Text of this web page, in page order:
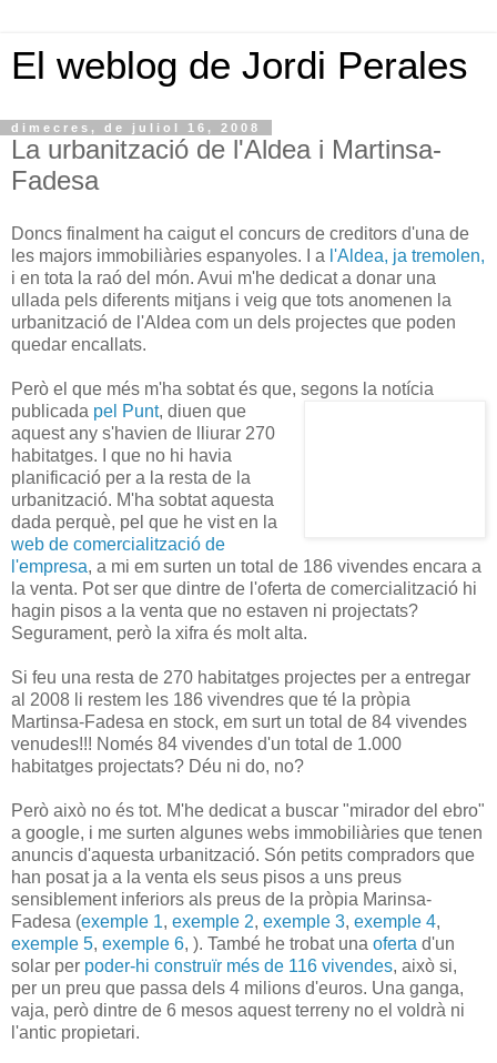
El weblog de Jordi Perales
dimecres, de juliol 16, 2008
La urbanització de l'Aldea i Martinsa-
Fadesa
Doncs finalment ha caigut el concurs de creditors d'una de
les majors immobiliàries espanyoles. I a l'Aldea, ja tremolen,
i en tota la raó del món. Avui m'he dedicat a donar una
ullada pels diferents mitjans i veig que tots anomenen la
urbanització de l'Aldea com un dels projectes que poden
quedar encallats.
Però el que més m'ha sobtat és que, segons la notícia
publicada pel Punt, diuen que
aquest any s'havien de lliurar 270
habitatges. I que no hi havia
planificació per a la resta de la
urbanització. M'ha sobtat aquesta
dada perquè, pel que he vist en la
web de comercialització de
l'empresa, a mi em surten un total de 186 vivendes encara a
la venta. Pot ser que dintre de l'oferta de comercialització hi
hagin pisos a la venta que no estaven ni projectats?
Segurament, però la xifra és molt alta.
Si feu una resta de 270 habitatges projectes per a entregar
al 2008 li restem les 186 vivendres que té la pròpia
Martinsa-Fadesa en stock, em surt un total de 84 vivendes
venudes!!! Només 84 vivendes d'un total de 1.000
habitatges projectats? Déu ni do, no?
Però això no és tot. M'he dedicat a buscar "mirador del ebro"
a google, i me surten algunes webs immobiliàries que tenen
anuncis d'aquesta urbanització. Són petits compradors que
han posat ja a la venta els seus pisos a uns preus
sensiblement inferiors als preus de la pròpia Marinsa-
Fadesa (exemple 1, exemple 2, exemple 3, exemple 4,
exemple 5, exemple 6, ). També he trobat una oferta d'un
solar per poder-hi construïr més de 116 vivendes, això si,
per un preu que passa dels 4 milions d'euros. Una ganga,
vaja, però dintre de 6 mesos aquest terreny no el voldrà ni
l'antic propietari.